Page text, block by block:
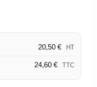
20,50 € HT
24,60 € TTC